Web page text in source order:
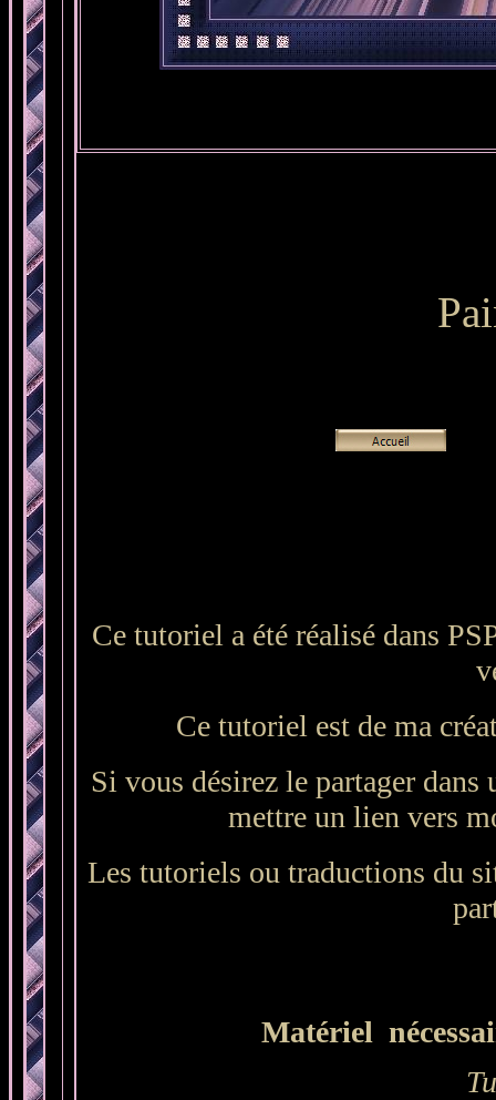
Ce tutoriel a été réalisé dans
Ce tutoriel est de ma
Si vous désirez le partager
mettre un lien vers
Les tutoriels ou traductions du
Matériel